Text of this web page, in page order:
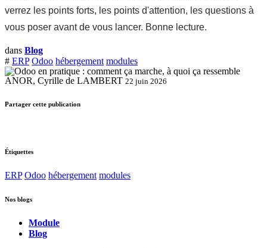
verrez les points forts, les points d'attention, les questions à
vous poser avant de vous lancer. Bonne lecture.
dans Blog
# ERP Odoo hébergement modules
ANOR, Cyrille de LAMBERT 22 juin 2026
Partager cette publication
Étiquettes
ERP Odoo hébergement modules
Nos blogs
Module
Blog